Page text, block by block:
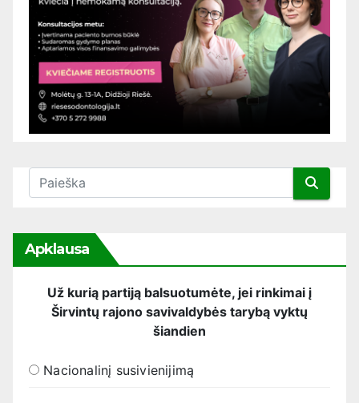
Apklausa
Už kurią partiją balsuotumėte, jei rinkimai į
Širvintų rajono savivaldybės tarybą vyktų
šiandien
Nacionalinį susivienijimą